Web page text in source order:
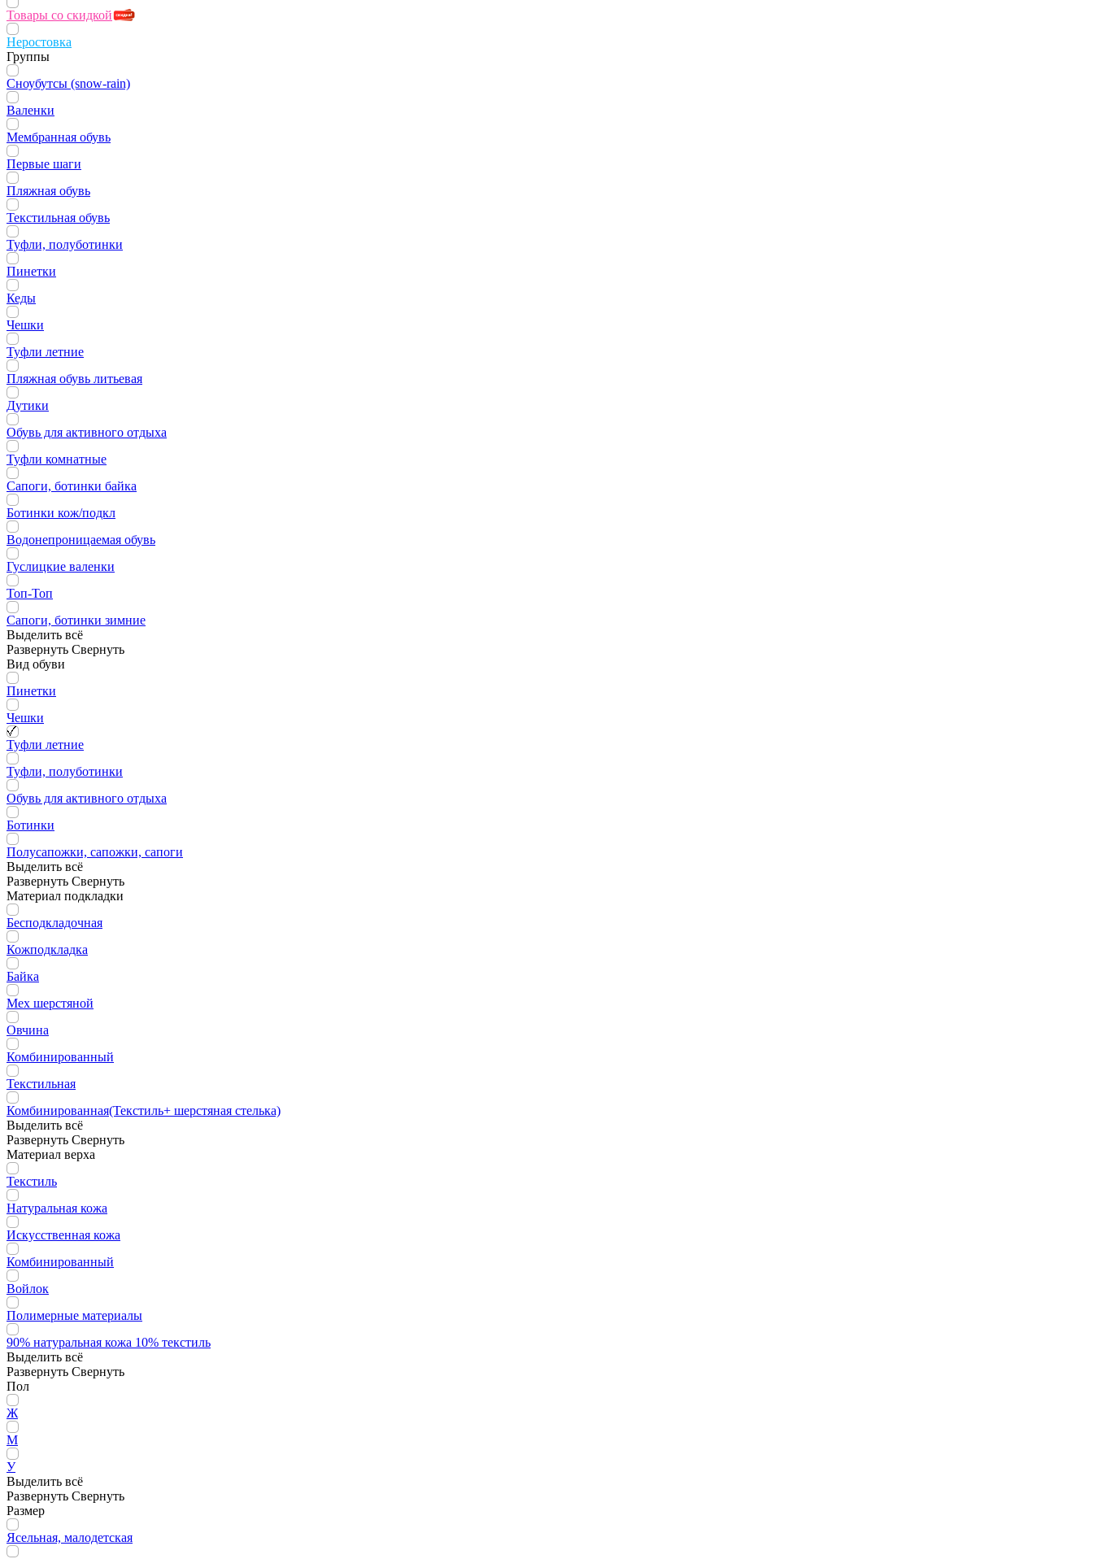
Товары со скидкой
Неростовка
Группы
Сноубутсы (snow-rain)
Валенки
Мембранная обувь
Первые шаги
Пляжная обувь
Текстильная обувь
Туфли, полуботинки
Пинетки
Кеды
Чешки
Туфли летние
Пляжная обувь литьевая
Дутики
Обувь для активного отдыха
Туфли комнатные
Сапоги, ботинки байка
Ботинки кож/подкл
Водонепроницаемая обувь
Гуслицкие валенки
Топ-Топ
Сапоги, ботинки зимние
Выделить всё
Развернуть Свернуть
Вид обуви
Пинетки
Чешки
Туфли летние
Туфли, полуботинки
Обувь для активного отдыха
Ботинки
Полусапожки, сапожки, сапоги
Выделить всё
Развернуть Свернуть
Материал подкладки
Бесподкладочная
Кожподкладка
Байка
Мех шерстяной
Овчина
Комбинированный
Текстильная
Комбинированная(Текстиль+ шерстяная стелька)
Выделить всё
Развернуть Свернуть
Материал верха
Текстиль
Натуральная кожа
Искусственная кожа
Комбинированный
Войлок
Полимерные материалы
90% натуральная кожа 10% текстиль
Выделить всё
Развернуть Свернуть
Пол
Ж
М
У
Выделить всё
Развернуть Свернуть
Размер
Ясельная, малодетская